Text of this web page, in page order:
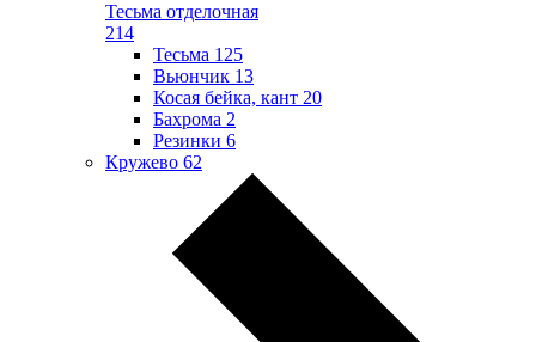
Тесьма отделочная
214
Тесьма 125
Вьюнчик 13
Косая бейка, кант 20
Бахрома 2
Резинки 6
Кружево 62